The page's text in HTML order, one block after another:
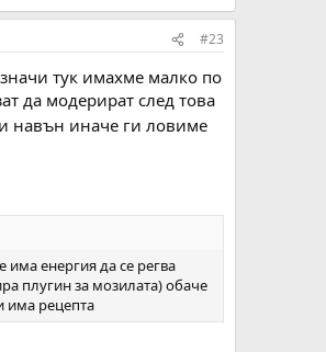
#23
значи тук имахме малко по
да модерират след това
навън иначе ги ловиме
енергия да се регва
плугин за мозилата) обаче
има рецепта